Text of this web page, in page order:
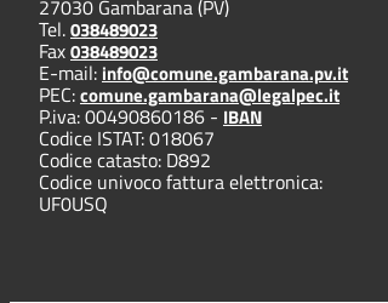
27030 Gambarana (PV)
Tel.038489023
Fax038489023
E-mail: info@comune.gambarana.pv.it
PEC:comune.gambarana@legalpec.it
P.iva: 00490860186 - IBAN
Codice ISTAT: 018067
Codice catasto: D892
Codice univoco fattura elettronica:
UF0USQ